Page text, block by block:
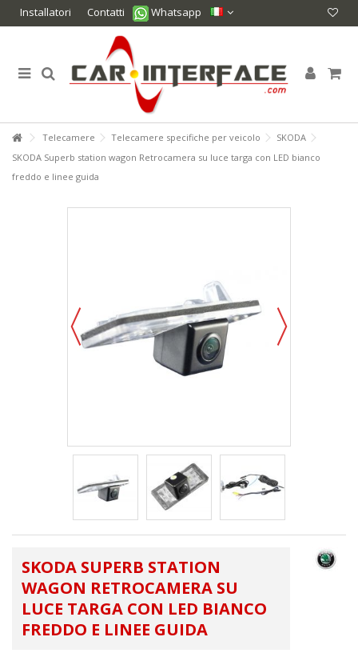
Installatori Contatti Whatsapp
Telecamere Telecamere specifiche per veicolo
SKODA
SKODA Superb station wagon Retrocamera su luce targa con LED bianco
freddo e linee guida
SKODA SUPERB STATION
WAGON RETROCAMERA SU
LUCE TARGA CON LED BIANCO
FREDDO E LINEE GUIDA